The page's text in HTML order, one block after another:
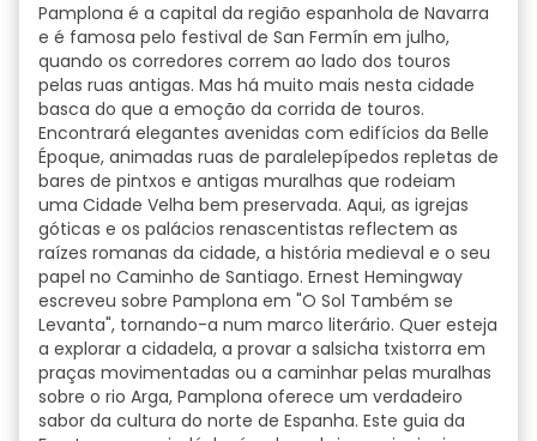
Pamplona é a capital da região espanhola de Navarra
e é famosa pelo festival de San Fermín em julho,
quando os corredores correm ao lado dos touros
pelas ruas antigas. Mas há muito mais nesta cidade
basca do que a emoção da corrida de touros.
Encontrará elegantes avenidas com edifícios da Belle
Époque, animadas ruas de paralelepípedos repletas de
bares de pintxos e antigas muralhas que rodeiam
uma Cidade Velha bem preservada. Aqui, as igrejas
góticas e os palácios renascentistas reflectem as
raízes romanas da cidade, a história medieval e o seu
papel no Caminho de Santiago. Ernest Hemingway
escreveu sobre Pamplona em "O Sol Também se
Levanta", tornando-a num marco literário. Quer esteja
a explorar a cidadela, a provar a salsicha txistorra em
praças movimentadas ou a caminhar pelas muralhas
sobre o rio Arga, Pamplona oferece um verdadeiro
sabor da cultura do norte de Espanha. Este guia da